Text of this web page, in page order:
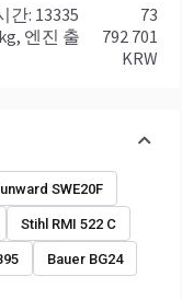
엔진 출
73
792 701
KRW
SWE20F
Stihl RMI 522 C
Bauer BG24